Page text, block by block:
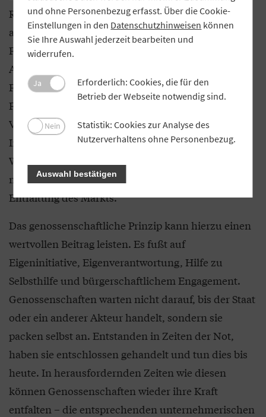
Rahmenbedingungen, kann wieder zurückführen
auf den Weg von Wachstum und Innovation.
Förderung kann bestehen aus steuerlichen
Anreizen, gezielter Unterstützung durch staatliche
Förderbanken sowie dem Vorantreiben von
Forschung und Entwicklung, um ökologische
Verbesserungen durch technischen Fortschritt und
Innovation zu erreichen. Diese Impulse zur
Weiterentwicklung entstehen weder in Amtsstuben
noch irgendwelchen Gremien, sondern durch die
Entfaltung des Markts.
Das genossenschaftliche Prinzip kann hierzu einen
wertvollen Beitrag leisten. Es fußt auf
Eigeninitiative, Eigenverantwortung, Hilfe zu
Selbsthilfe und bürgerschaftlichem Engagement.
Genossenschaften warten nicht darauf, bis der Staat
oder ein anderer Akteur handelt, sondern sie
packen selbst an. Entstanden in Zeiten der Not,
haben sie entschlossen gehandelt und tun dies bis
heute. In herausfordernden Zeiten wie diesen
können Genossenschaften wieder ihre Kraft
entfalten – die entsprechenden unternehmerischen
und ohne Personenbezug erfasst. Über die Cookie-
Einstellungen in den Datenschutzhinweisen können
Sie Ihre Auswahl jederzeit bearbeiten und
widerrufen.
Ja
Erforderlich: Cookies, die für den
Betrieb der Webseite notwendig sind.
Nein
Statistik: Cookies zur Analyse des
Nutzerverhaltens ohne Personenbezug.
Auswahl bestätigen